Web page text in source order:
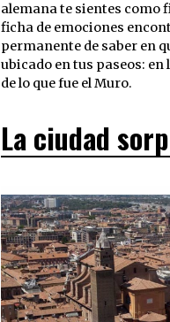
alemana te sientes como
ficha de emociones
permanente de saber en
ubicado en tus paseos:
de lo que fue el Muro.
La ciudad